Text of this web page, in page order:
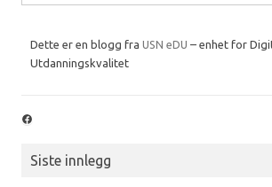
etter:
Dette er en blogg fra USN eDU – enhet for
Utdanningskvalitet
Facebook
Siste innlegg